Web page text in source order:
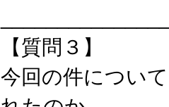
【質問３】
今回の件につい